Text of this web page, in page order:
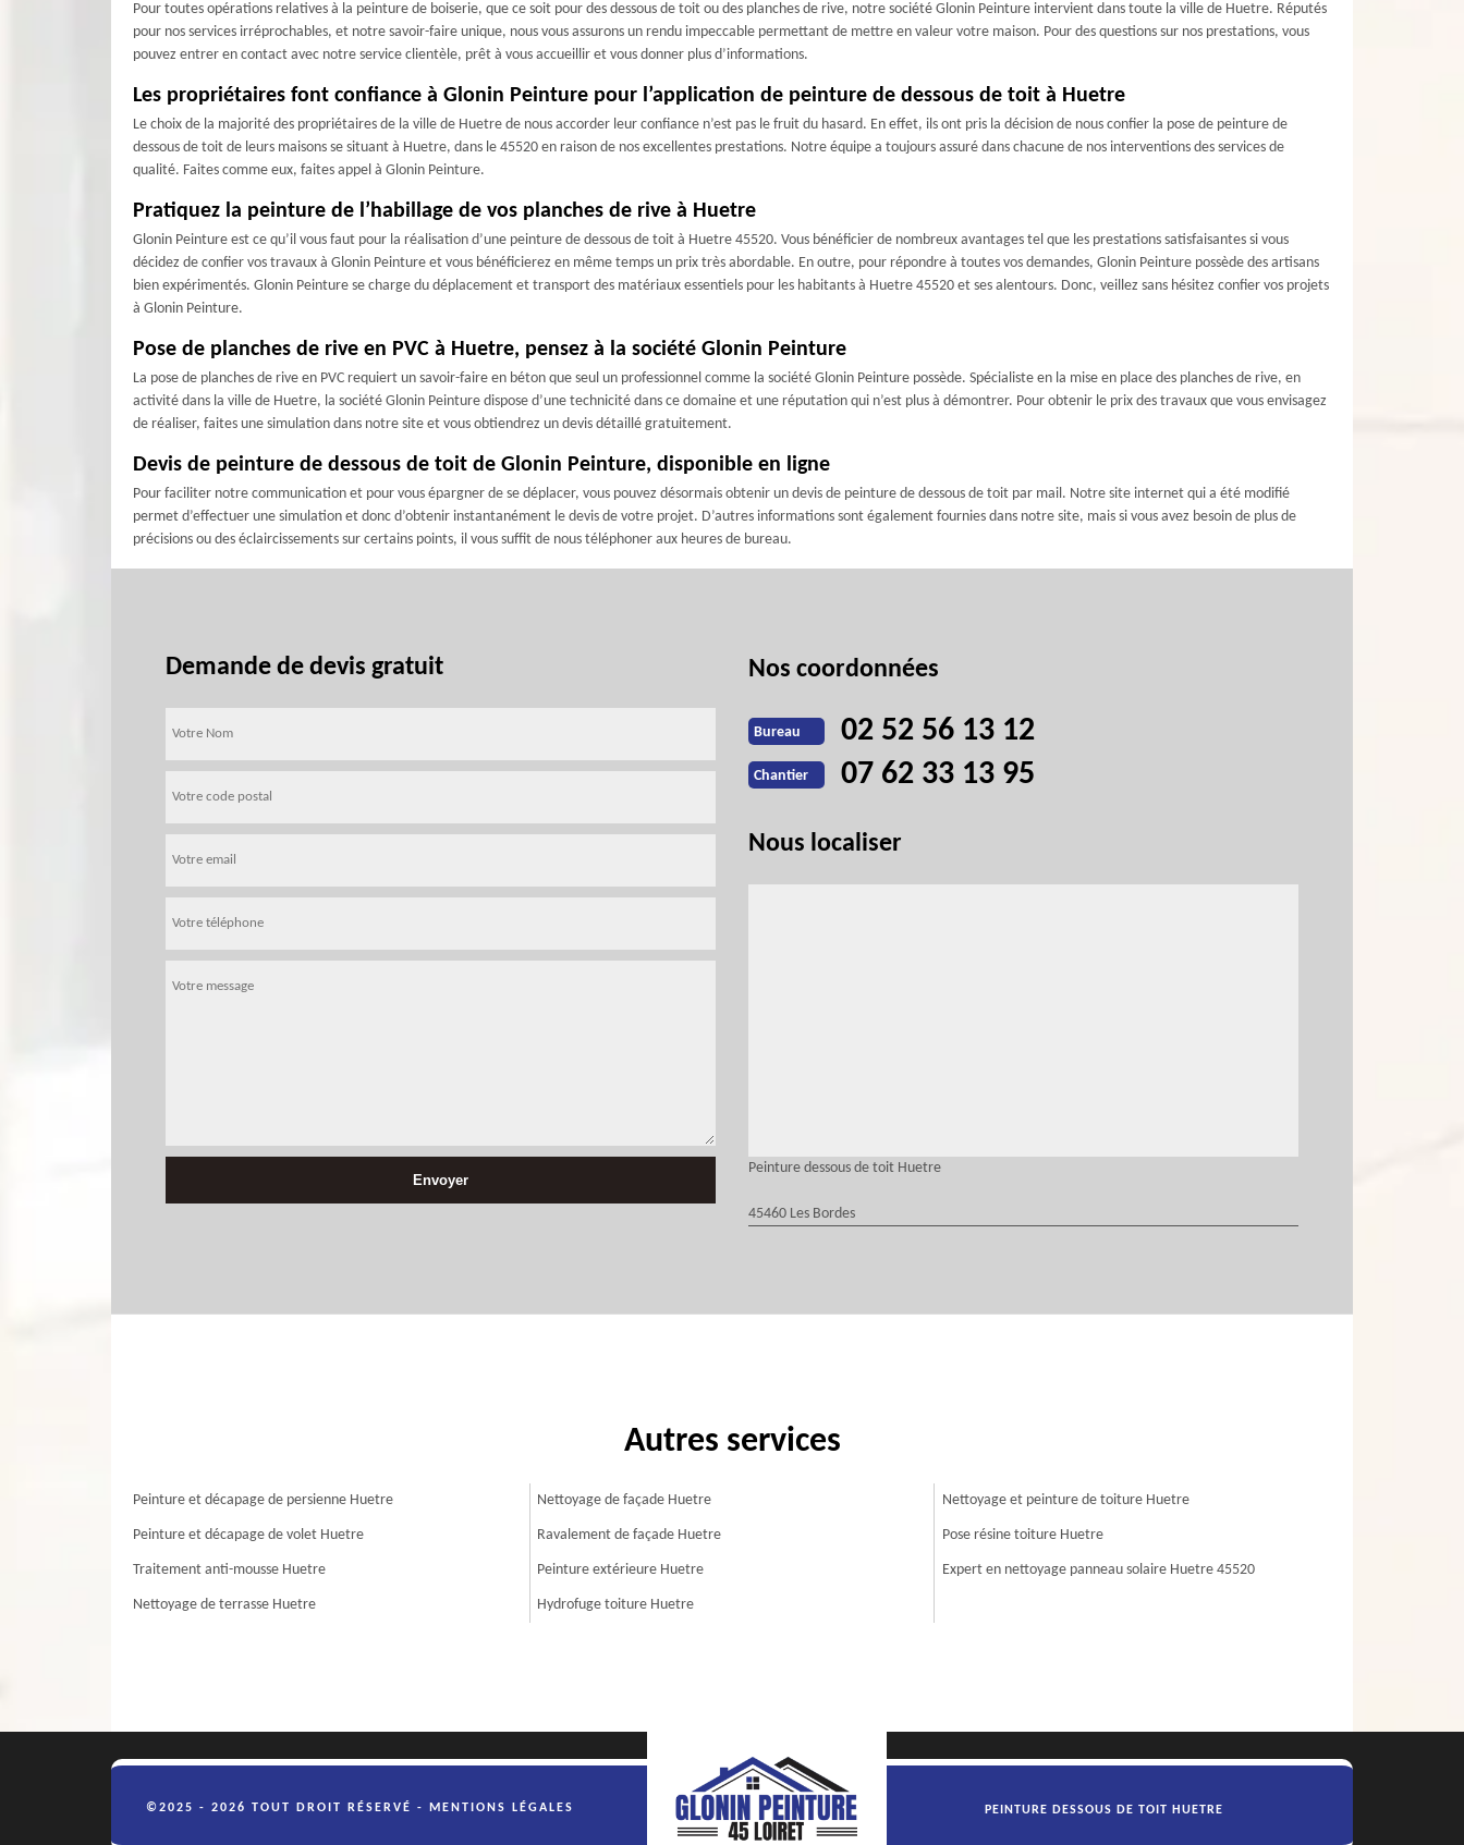
Pour toutes opérations relatives à la peinture de boiserie, que ce soit pour des dessous de toit ou des planches de rive, notre société Glonin Peinture intervient dans toute la ville de Huetre. Réputés
pour nos services irréprochables, et notre savoir-faire unique, nous vous assurons un rendu impeccable permettant de mettre en valeur votre maison. Pour des questions sur nos prestations, vous
pouvez entrer en contact avec notre service clientèle, prêt à vous accueillir et vous donner plus d’informations.
Les propriétaires font confiance à Glonin Peinture pour l’application de peinture de dessous de toit à Huetre
Le choix de la majorité des propriétaires de la ville de Huetre de nous accorder leur confiance n’est pas le fruit du hasard. En effet, ils ont pris la décision de nous confier la pose de peinture de
dessous de toit de leurs maisons se situant à Huetre, dans le 45520 en raison de nos excellentes prestations. Notre équipe a toujours assuré dans chacune de nos interventions des services de
qualité. Faites comme eux, faites appel à Glonin Peinture.
Pratiquez la peinture de l’habillage de vos planches de rive à Huetre
Glonin Peinture est ce qu’il vous faut pour la réalisation d’une peinture de dessous de toit à Huetre 45520. Vous bénéficier de nombreux avantages tel que les prestations satisfaisantes si vous
décidez de confier vos travaux à Glonin Peinture et vous bénéficierez en même temps un prix très abordable. En outre, pour répondre à toutes vos demandes, Glonin Peinture possède des artisans
bien expérimentés. Glonin Peinture se charge du déplacement et transport des matériaux essentiels pour les habitants à Huetre 45520 et ses alentours. Donc, veillez sans hésitez confier vos projets
à Glonin Peinture.
Pose de planches de rive en PVC à Huetre, pensez à la société Glonin Peinture
La pose de planches de rive en PVC requiert un savoir-faire en béton que seul un professionnel comme la société Glonin Peinture possède. Spécialiste en la mise en place des planches de rive, en
activité dans la ville de Huetre, la société Glonin Peinture dispose d’une technicité dans ce domaine et une réputation qui n’est plus à démontrer. Pour obtenir le prix des travaux que vous envisagez
de réaliser, faites une simulation dans notre site et vous obtiendrez un devis détaillé gratuitement.
Devis de peinture de dessous de toit de Glonin Peinture, disponible en ligne
Pour faciliter notre communication et pour vous épargner de se déplacer, vous pouvez désormais obtenir un devis de peinture de dessous de toit par mail. Notre site internet qui a été modifié
permet d’effectuer une simulation et donc d’obtenir instantanément le devis de votre projet. D’autres informations sont également fournies dans notre site, mais si vous avez besoin de plus de
précisions ou des éclaircissements sur certains points, il vous suffit de nous téléphoner aux heures de bureau.
Demande de devis gratuit Nos coordonnées
Bureau 02 52 56 13 12
Chantier 07 62 33 13 95
Nous localiser
Peinture dessous de toit Huetre
45460 Les Bordes
Autres services
Peinture et décapage de persienne Huetre
Peinture et décapage de volet Huetre
Traitement anti-mousse Huetre
Nettoyage de terrasse Huetre
Nettoyage de façade Huetre
Ravalement de façade Huetre
Peinture extérieure Huetre
Hydrofuge toiture Huetre
Nettoyage et peinture de toiture Huetre
Pose résine toiture Huetre
Expert en nettoyage panneau solaire Huetre 45520
©2025 - 2026 TOUT DROIT RÉSERVÉ - MENTIONS LÉGALES PEINTURE DESSOUS DE TOIT HUETRE